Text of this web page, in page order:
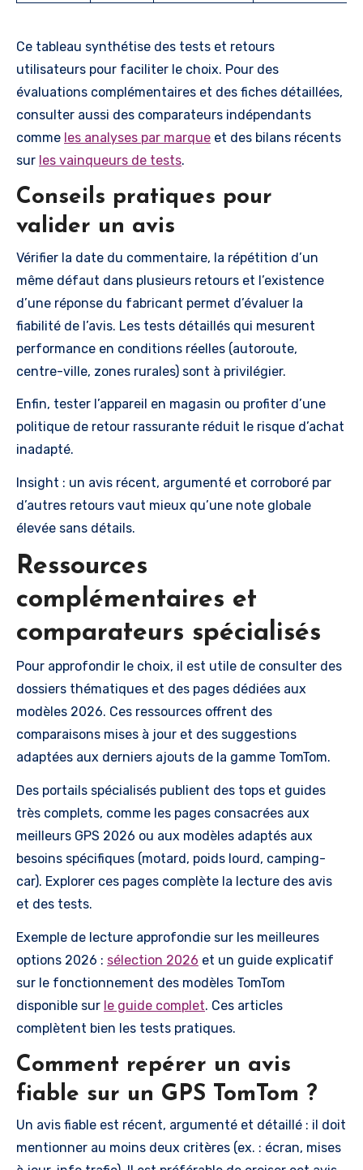
Ce tableau synthétise des tests et retours
utilisateurs pour faciliter le choix. Pour des
évaluations complémentaires et des fiches détaillées,
consulter aussi des comparateurs indépendants
comme les analyses par marque et des bilans récents
sur les vainqueurs de tests.
Conseils pratiques pour
valider un avis
Vérifier la date du commentaire, la répétition d’un
même défaut dans plusieurs retours et l’existence
d’une réponse du fabricant permet d’évaluer la
fiabilité de l’avis. Les tests détaillés qui mesurent
performance en conditions réelles (autoroute,
centre-ville, zones rurales) sont à privilégier.
Enfin, tester l’appareil en magasin ou profiter d’une
politique de retour rassurante réduit le risque d’achat
inadapté.
Insight : un avis récent, argumenté et corroboré par
d’autres retours vaut mieux qu’une note globale
élevée sans détails.
Ressources
complémentaires et
comparateurs spécialisés
Pour approfondir le choix, il est utile de consulter des
dossiers thématiques et des pages dédiées aux
modèles 2026. Ces ressources offrent des
comparaisons mises à jour et des suggestions
adaptées aux derniers ajouts de la gamme TomTom.
Des portails spécialisés publient des tops et guides
très complets, comme les pages consacrées aux
meilleurs GPS 2026 ou aux modèles adaptés aux
besoins spécifiques (motard, poids lourd, camping-
car). Explorer ces pages complète la lecture des avis
et des tests.
Exemple de lecture approfondie sur les meilleures
options 2026 : sélection 2026 et un guide explicatif
sur le fonctionnement des modèles TomTom
disponible sur le guide complet. Ces articles
complètent bien les tests pratiques.
Comment repérer un avis
fiable sur un GPS TomTom ?
Un avis fiable est récent, argumenté et détaillé : il doit
mentionner au moins deux critères (ex. : écran, mises